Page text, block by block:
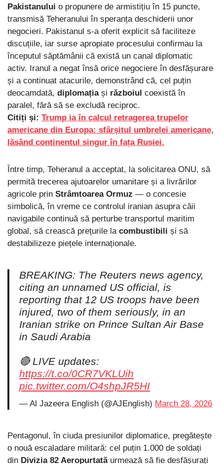
Pakistanului o propunere de armistițiu în 15 puncte,
transmisă Teheranului în speranța deschiderii unor
negocieri. Pakistanul s-a oferit explicit să faciliteze
discuțiile, iar surse apropiate procesului confirmau la
începutul săptămânii că există un canal diplomatic
activ. Iranul a negat însă orice negociere în desfășurare
și a continuat atacurile, demonstrând că, cel puțin
deocamdată, diplomațiași războiul coexistă în
paralel, fără să se excludă reciproc.
Citiți și: Trump ia în calcul retragerea trupelor
americane din Europa: sfârșitul umbrelei americane,
lăsând continentul singur în fața Rusiei.
Între timp, Teheranul a acceptat, la solicitarea ONU, să
permită trecerea ajutoarelor umanitare și a livrărilor
agricole prin Strâmtoarea Ormuz — o concesie
simbolică, în vreme ce controlul iranian asupra căii
navigabile continuă să perturbe transportul maritim
global, să crească prețurile la combustibili și să
destabilizeze piețele internaționale.
BREAKING: The Reuters news agency,
citing an unnamed US official, is
reporting that 12 ⁠US ⁠troops have been
injured, two of them seriously, in ⁠an
Iranian strike on Prince ⁠Sultan Air Base
in Saudi Arabia
🔴 LIVE updates:
https://t.co/0CR7VKLUih
pic.twitter.com/O4shpJR5HI
— Al Jazeera English (@AJEnglish) March 28, 2026
Pentagonul, în ciuda presiunilor diplomatice, pregătește
o nouă escaladare militară: cel puțin 1.000 de soldați
din Divizia 82 Aeropurtatăurmează să fie desfășurați